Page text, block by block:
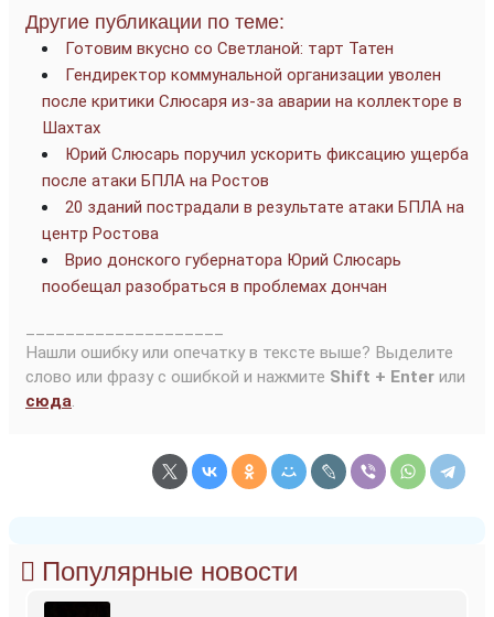
Другие публикации по теме:
Готовим вкусно со Светланой: тарт Татен
Гендиректор коммунальной организации уволен
после критики Слюсаря из-за аварии на коллекторе в
Шахтах
Юрий Слюсарь поручил ускорить фиксацию ущерба
после атаки БПЛА на Ростов
20 зданий пострадали в результате атаки БПЛА на
центр Ростова
Врио донского губернатора Юрий Слюсарь
пообещал разобраться в проблемах дончан
Нашли ошибку или опечатку в тексте выше? Выделите
слово или фразу с ошибкой и нажмите Shift + Enter или
сюда.
Популярные новости